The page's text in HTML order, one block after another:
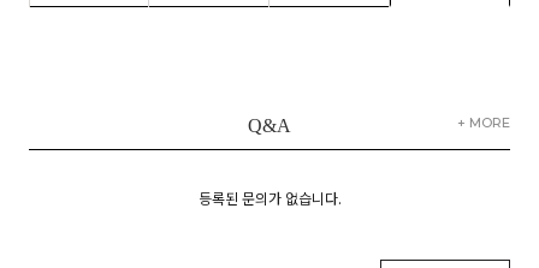
Q&A + MORE
등록된 문의가 없습니다.